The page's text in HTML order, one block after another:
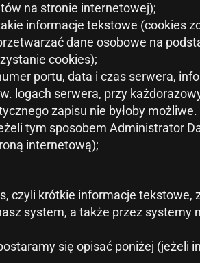
na stronie internetowej);
informacje tekstowe (cookies
dane osobowe na
cookies);
portu, data i czas serwera,
logach serwera, przy
zapisu nie byłoby
tym sposobem Administrator
internetową);
czyli krótkie informacje tekstowe,
system, a także przez systemy
się opisać poniżej (jeżeli